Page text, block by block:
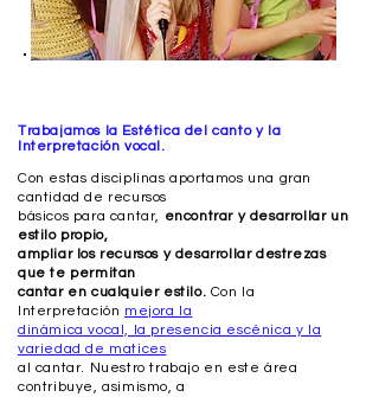
Trabajamos la Estética del canto y la
Interpretación vocal.
Con estas disciplinas aportamos una gran
cantidad de recursos
básicos para cantar, encontrar y desarrollar un
estilo propio,
ampliar los recursos y desarrollar destrezas
que te permitan
cantar en cualquier estilo. Con la
Interpretación mejora la
dinámica vocal, la presencia escénica y la
variedad de matices
al cantar. Nuestro trabajo en este área
contribuye, asimismo, a